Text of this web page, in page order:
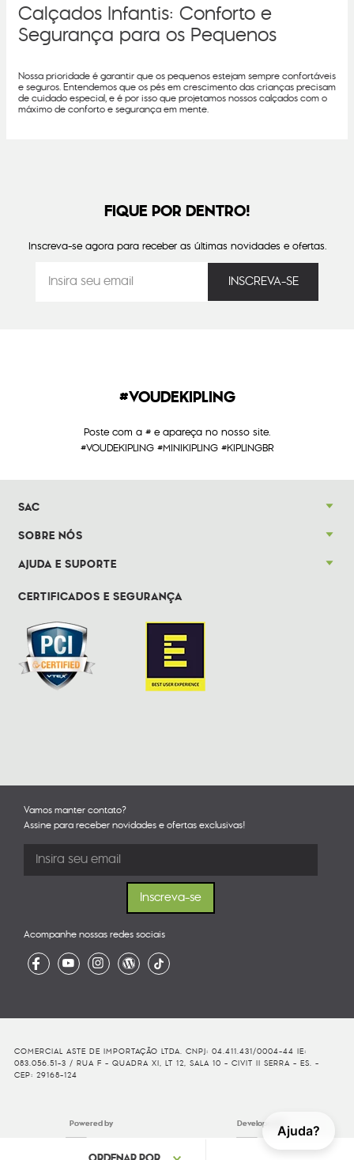
Ajuda?
Calçados Infantis: Conforto e
Segurança para os Pequenos
Nossa prioridade é garantir que os pequenos estejam sempre confortáveis
e seguros. Entendemos que os pés em crescimento das crianças precisam
de cuidado especial, e é por isso que projetamos nossos calçados com o
máximo de conforto e segurança em mente.
FIQUE POR DENTRO!
Inscreva-se agora para receber as últimas novidades e ofertas.
#VOUDEKIPLING
Poste com a # e apareça no nosso site.
#VOUDEKIPLING #MINIKIPLING #KIPLINGBR
SAC
SOBRE NÓS
AJUDA E SUPORTE
CERTIFICADOS E SEGURANÇA
Vamos manter contato?
Assine para receber novidades e ofertas exclusivas!
Acompanhe nossas redes sociais
COMERCIAL ASTE DE IMPORTAÇÃO LTDA. CNPJ: 04.411.431/0004-44 IE:
083.056.51-3 / RUA F - QUADRA XI, LT 12, SALA 10 - CIVIT II SERRA - ES. -
CEP: 29168-124
Powered by Developed By